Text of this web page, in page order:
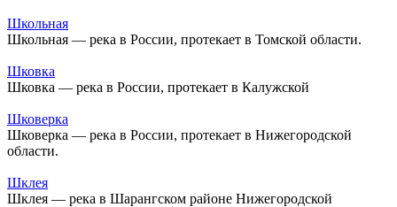
Школьная
Школьная — река в России, протекает в Томской области.
Шковка
Шковка — река в России, протекает в Калужской
Шковерка
Шковерка — река в России, протекает в Нижегородской
области.
Шклея
Шклея — река в Шарангском районе Нижегородской